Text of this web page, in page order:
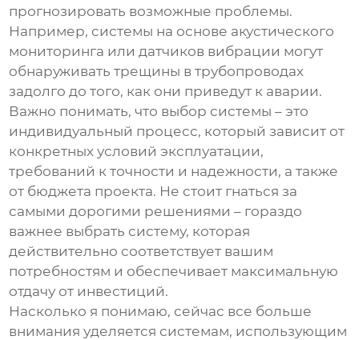
прогнозировать возможные проблемы.
Например, системы на основе акустического
мониторинга или датчиков вибрации могут
обнаруживать трещины в трубопроводах
задолго до того, как они приведут к аварии.
Важно понимать, что выбор системы – это
индивидуальный процесс, который зависит от
конкретных условий эксплуатации,
требований к точности и надежности, а также
от бюджета проекта. Не стоит гнаться за
самыми дорогими решениями – гораздо
важнее выбрать систему, которая
действительно соответствует вашим
потребностям и обеспечивает максимальную
отдачу от инвестиций.
Насколько я понимаю, сейчас все больше
внимания уделяется системам, использующим